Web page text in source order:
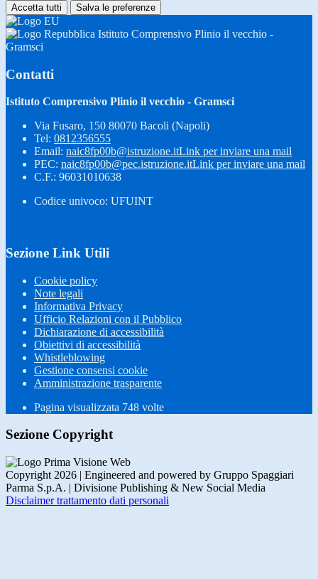
Accetta tutti Salva le preferenze
Istituto Comprensivo Plinio il vecchio -
Gramsci
Contatti
Istituto Comprensivo Plinio il vecchio - Gramsci
Via Fusaro, 150 80070 Bacoli (Napoli)
Tel: 0812356555
Email: naic8fp00b@istruzione.itLink per inviare una mail
PEC: naic8fp00b@pec.istruzione.itLink per inviare una mail
C.F.: 96031010638
Codice univoco: UFUINT
Sezione Link Utili
Cookie policy
Note legali
Informativa Privacy
Ufficio Relazioni con il Pubblico
Dichiarazione di accessibilità
Obiettivi di accessibilità
Whistleblowing
Gestione consensi cookie
Amministrazione trasparente
Pagina visualizzata 748 volte
Sezione Copyright
Copyright 2026 | Engineered and powered by Gruppo Spaggiari
Parma S.p.A. | Divisione Publishing & New Social Media
Disclaimer trattamento dati personali